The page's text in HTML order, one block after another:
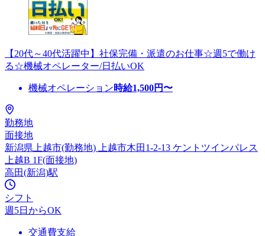
【20代～40代活躍中】社保完備・派遣のお仕事☆週5で働け
る☆機械オペレーター/日払いOK
機械オペレーション時給1,500円〜
勤務地
面接地
新潟県上越市(勤務地) 上越市木田1-2-13 ケントツインパレス
上越B 1F(面接地)
高田(新潟)駅
シフト
週5日からOK
交通費支給